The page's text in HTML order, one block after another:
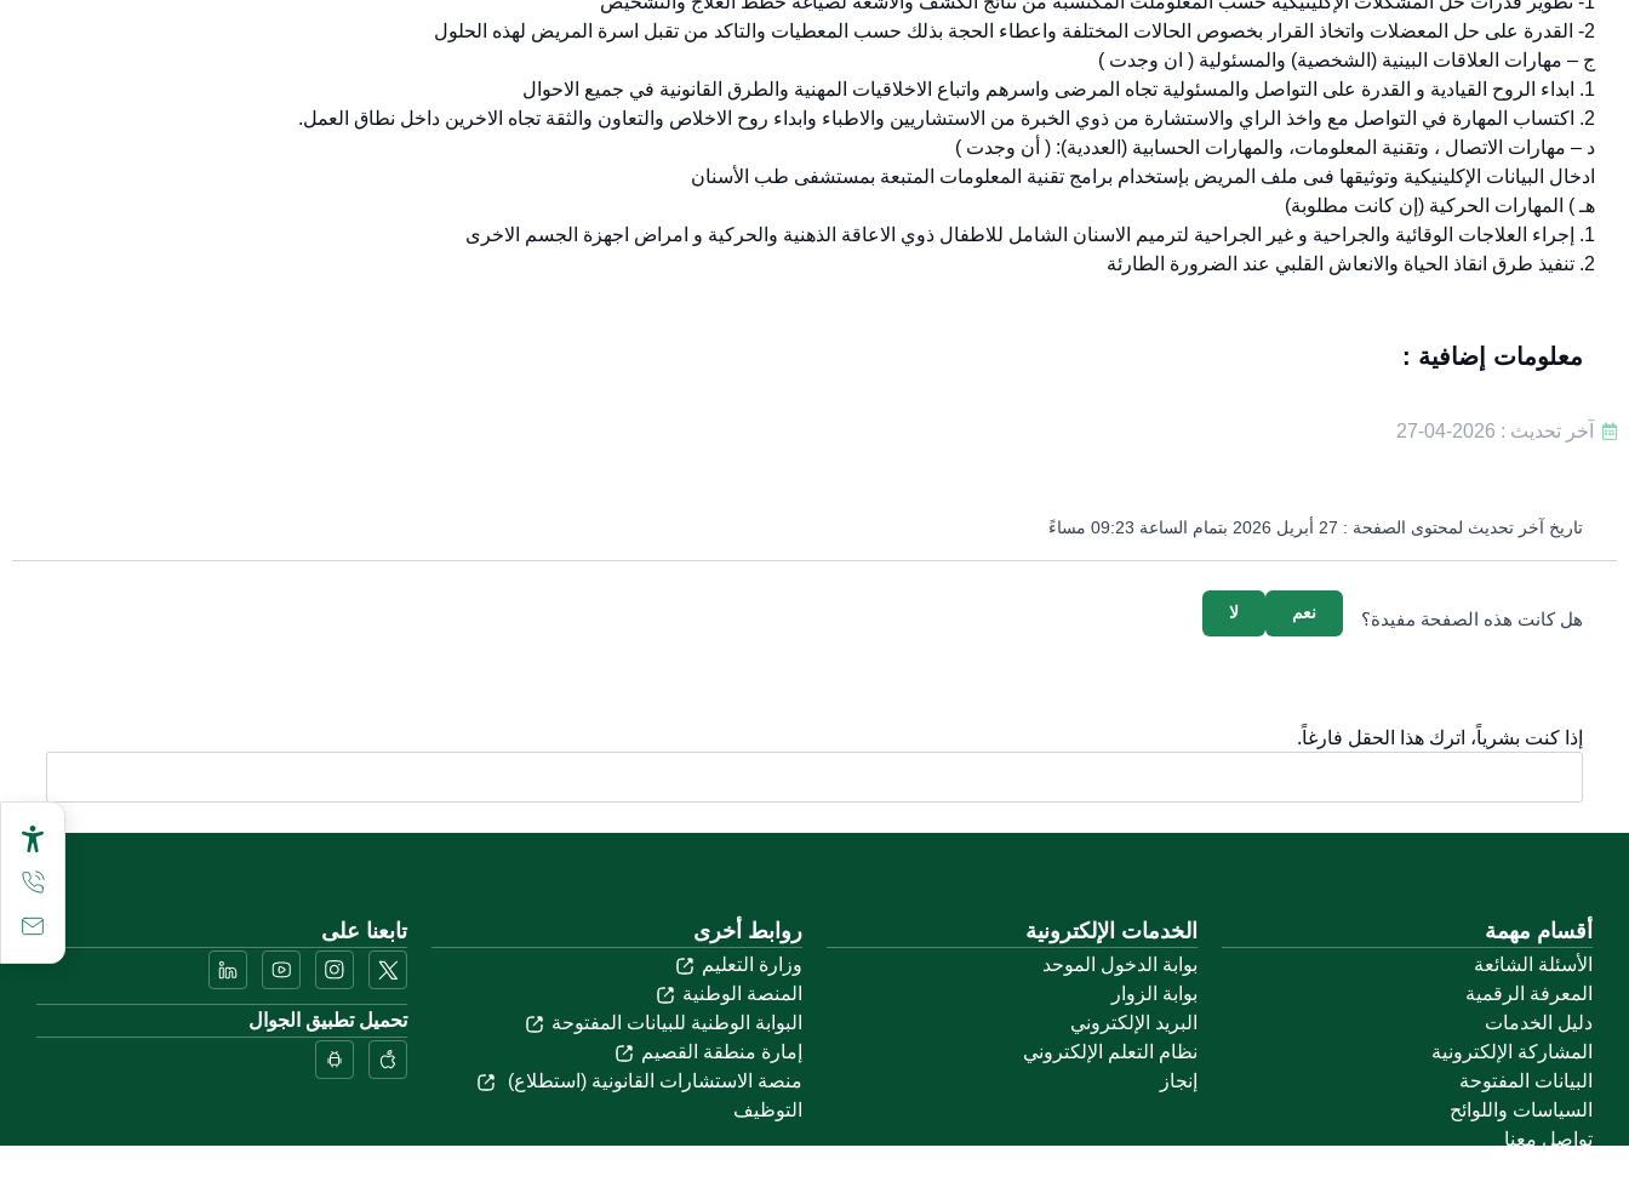
2- القدرة على حل المعضلات واتخاذ القرار بخصوص الحالات المختلفة واعطاء الحجة بذلك حسب المعطيات والتاكد من تقبل اسرة المريض لهذه الحلول
ج – مهارات العلاقات البينية (الشخصية) والمسئولية ( ان وجدت )
1. ابداء الروح القيادية و القدرة على التواصل والمسئولية تجاه المرضى واسرهم واتباع الاخلاقيات المهنية والطرق القانونية في جميع الاحوال
2. اكتساب المهارة في التواصل مع واخذ الراي والاستشارة من ذوي الخبرة من الاستشاريين والاطباء وابداء روح الاخلاص والتعاون والثقة تجاه الاخرين داخل نطاق العمل.
د – مهارات الاتصال ، وتقنية المعلومات، والمهارات الحسابية (العددية): ( أن وجدت )
ادخال البيانات الإكلينيكية وتوثيقها فىى ملف المريض بإستخدام برامج تقنية المعلومات المتبعة بمستشفى طب الأسنان
هـ ) المهارات الحركية (إن كانت مطلوبة)
1. إجراء العلاجات الوقائية والجراحية و غير الجراحية لترميم الاسنان الشامل للاطفال ذوي الاعاقة الذهنية والحركية و امراض اجهزة الجسم الاخرى
2. تنفيذ طرق انقاذ الحياة والانعاش القلبي عند الضرورة الطارئة
معلومات إضافية :
آخر تحديث : 2026-04-27
تاريخ آخر تحديث لمحتوى الصفحة : 27 أبريل 2026 بتمام الساعة 09:23 مساءً
هل كانت هذه الصفحة مفيدة؟ لا نعم
إذا كنت بشرياً، اترك هذا الحقل فارغاً.
أقسام مهمة
الأسئلة الشائعة
المعرفة الرقمية
دليل الخدمات
المشاركة الإلكترونية
البيانات المفتوحة
السياسات واللوائح
تواصل معنا
الخدمات الإلكترونية
بوابة الدخول الموحد
بوابة الزوار
البريد الإلكتروني
نظام التعلم الإلكتروني
إنجاز
روابط أخرى
وزارة التعليم
المنصة الوطنية
البوابة الوطنية للبيانات المفتوحة
إمارة منطقة القصيم
منصة الاستشارات القانونية (استطلاع)
التوظيف
تابعنا على
تحميل تطبيق الجوال